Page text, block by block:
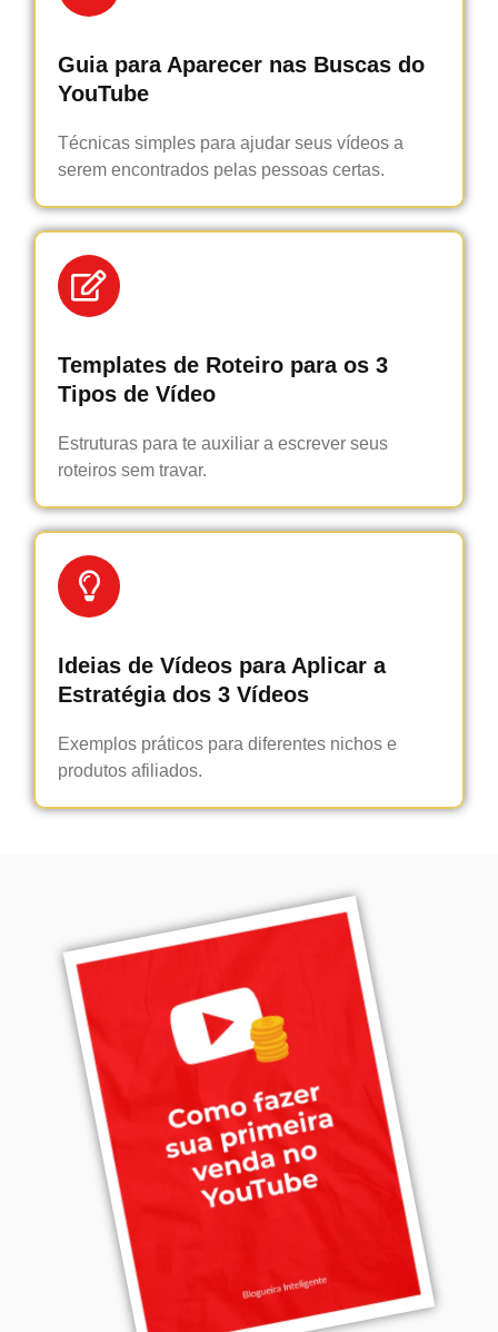
Guia para Aparecer nas Buscas do
YouTube
Técnicas simples para ajudar seus vídeos a
serem encontrados pelas pessoas certas.
Templates de Roteiro para os 3
Tipos de Vídeo
Estruturas para te auxiliar a escrever seus
roteiros sem travar.
Ideias de Vídeos para Aplicar a
Estratégia dos 3 Vídeos
Exemplos práticos para diferentes nichos e
produtos afiliados.